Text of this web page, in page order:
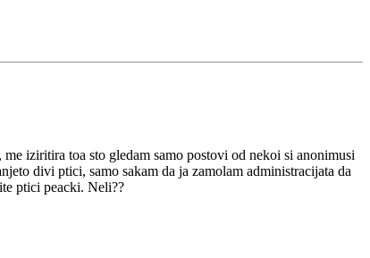
iziritira toa sto gledam samo postovi od nekoi si anonimusi
divi ptici, samo sakam da ja zamolam administracijata da
ptici peacki. Neli??